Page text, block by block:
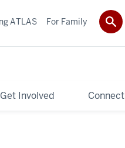
Get Involved Connect
ATLAS For Family